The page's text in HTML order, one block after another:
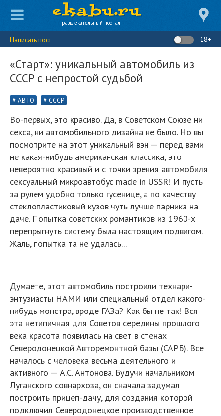
развлекательный портал
Написать пост 18+
«Старт»: уникальный автомобиль из
СССР с непростой судьбой
АВТО СССР
Во-первых, это красиво. Да, в Советском Союзе ни
секса, ни автомобильного дизайна не было. Но вы
посмотрите на этот уникальный вэн — перед вами
не какая-нибудь американская классика, это
невероятно красивый и с точки зрения автомобиля
сексуальный микроавтобус made in USSR! И пусть
за рулем удобно только гусенице, а по качеству
стеклопластиковый кузов чуть лучше парника на
даче. Попытка советских романтиков из 1960-х
перепрыгнуть систему была настоящим подвигом.
Жаль, попытка та не удалась...
Думаете, этот автомобиль построили технари-
энтузиасты НАМИ или специальный отдел какого-
нибудь монстра, вроде ГАЗа? Как бы не так! Вся
эта нетипичная для Советов середины прошлого
века красота появилась на свет в стенах
Северодонецкой Авторемонтной базы (САРБ). Все
началось с человека весьма деятельного и
активного — А.С. Антонова. Будучи начальником
Луганского совнархоза, он сначала задумал
построить прицеп-дачу, для создания которой
подключил Северодонецкое производственное